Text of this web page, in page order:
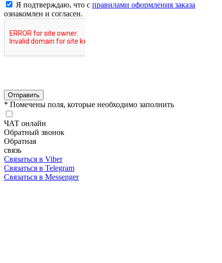
Я подтверждаю, что с правилами оформления заказа
ознакомлен и согласен.
Отправить
* Помечены поля, которые необходимо заполнить
ЧАТ онлайн
Обратный звонок
Обратная
связь
Связаться в Viber
Связаться в Telegram
Связаться в Messenger